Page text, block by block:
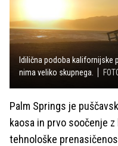
Idilična podoba kalifornijske
nima veliko skupnega.
Palm Springs je
kaosa in prvo soočenje
tehnološke